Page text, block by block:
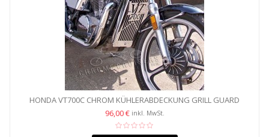
HONDA VT700C CHROM KÜHLERABDECKUNG GRILL GUARD
96,00 € inkl. MwSt.